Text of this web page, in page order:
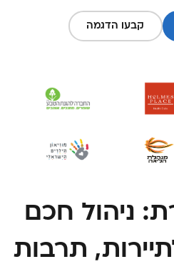
קבעו הדגמה
ניהול חכם
תרבות